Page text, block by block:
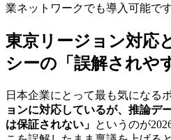
業ネットワークでも導入可能です
東京リージョン対応
シーの「誤解されや
日本企業にとって最も気になる
ョンに対応しているが、推論デ
は保証されない」 というのが